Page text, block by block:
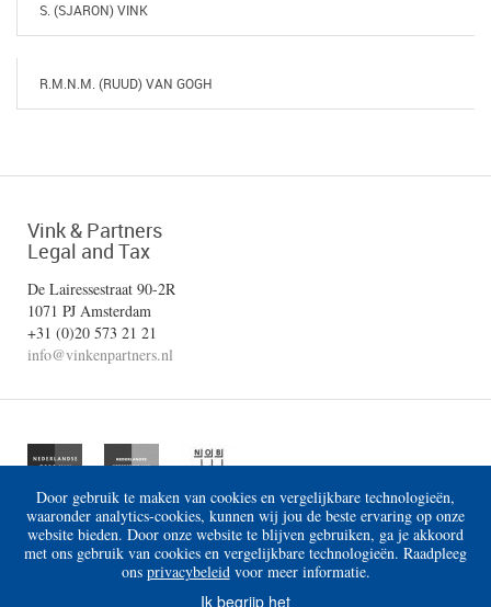
S. (SJARON) VINK
R.M.N.M. (RUUD) VAN GOGH
Vink & Partners
Legal and Tax
De Lairessestraat 90-2R
1071 PJ Amsterdam
+31 (0)20 573 21 21
info@vinkenpartners.nl
Door gebruik te maken van cookies en vergelijkbare technologieën,
waaronder analytics-cookies, kunnen wij jou de beste ervaring op onze
website bieden. Door onze website te blijven gebruiken, ga je akkoord
met ons gebruik van cookies en vergelijkbare technologieën. Raadpleeg
ons privacybeleidvoor meer informatie.
Ik begrijp het